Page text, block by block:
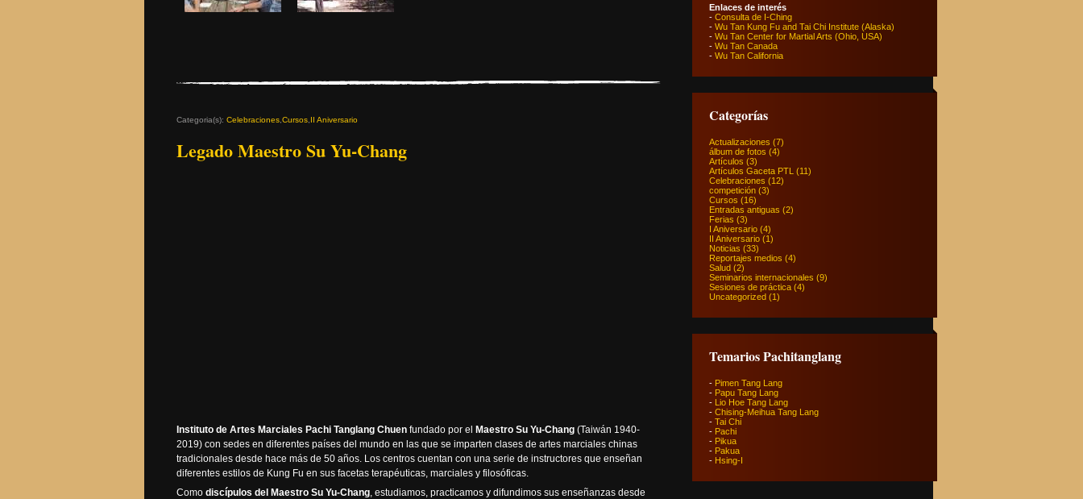
Categoria(s): Celebraciones Cursos II Aniversario
Legado Maestro Su Yu-Chang
Instituto de Artes Marciales Pachi Tanglang Chuen fundado por el Maestro Su Yu-Chang (Taiwán 1940-
2019) con sedes en diferentes países del mundo en las que se imparten clases de artes marciales chinas
tradicionales desde hace más de 50 años. Los centros cuentan con una serie de instructores que enseñan
diferentes estilos de Kung Fu en sus facetas terapéuticas, marciales y filosóficas.
Como discípulos del Maestro Su Yu-Chang, estudiamos, practicamos y difundimos sus enseñanzas desde
Enlaces de interés
- Consulta de I-Ching
- Wu Tan Kung Fu and Tai Chi Institute (Alaska)
- Wu Tan Center for Martial Arts (Ohio, USA)
- Wu Tan Canada
- Wu Tan California
Categorías
Actualizaciones (7)
álbum de fotos (4)
Artículos (3)
Artículos Gaceta PTL (11)
Celebraciones (12)
competición (3)
Cursos (16)
Entradas antiguas (2)
Ferias (3)
I Aniversario (4)
II Aniversario (1)
Noticias (33)
Reportajes medios (4)
Salud (2)
Seminarios internacionales (9)
Sesiones de práctica (4)
Uncategorized (1)
Temarios Pachitanglang
- Pimen Tang Lang
- Papu Tang Lang
- Lio Hoe Tang Lang
- Chising-Meihua Tang Lang
- Tai Chi
- Pachi
- Pikua
- Pakua
- Hsing-I